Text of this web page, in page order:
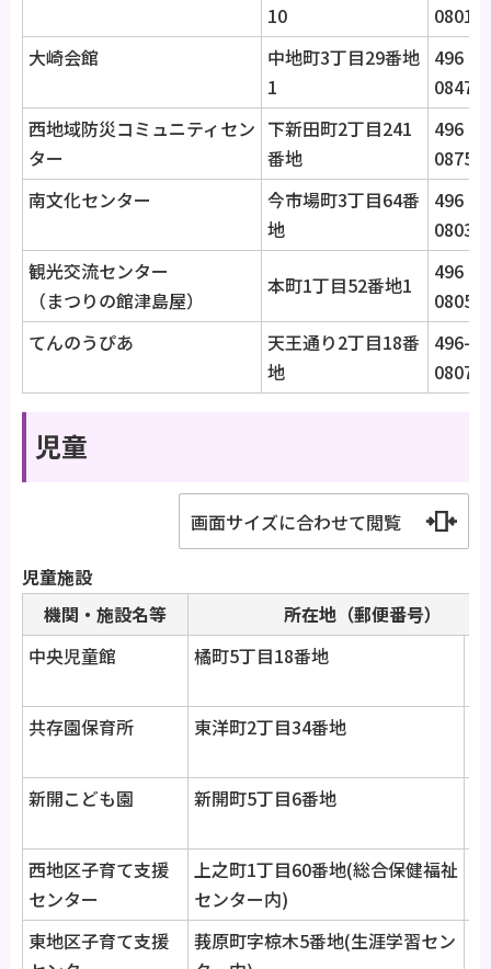
10
0801
大崎会館
中地町3丁目29番地
1
496‐
0847
西地域防災コミュニティセン
ター
下新田町2丁目241
番地
496‐
0875
南文化センター
今市場町3丁目64番
地
496‐
0803
観光交流センター
（まつりの館津島屋）
本町1丁目52番地1
496‐
0805
てんのうぴあ
天王通り2丁目18番
地
496-
0807
児童
画面サイズに合わせて閲覧
児童施設
機関・施設名等
所在地（郵便番号）
中央児童館
橘町5丁目18番地
共存園保育所
東洋町2丁目34番地
新開こども園
新開町5丁目6番地
西地区子育て支援
センター
上之町1丁目60番地(総合保健福祉
センター内)
東地区子育て支援
莪原町字椋木5番地(生涯学習セン